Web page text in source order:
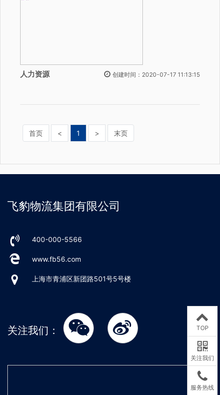
人力资源 创建时间：2020-07-17 11:13:15
首页 < 1 > 末页
飞豹物流集团有限公司
400-000-5566
www.fb56.com
上海市青浦区新团路501号5号楼
关注我们： TOP
关注我们
服务热线